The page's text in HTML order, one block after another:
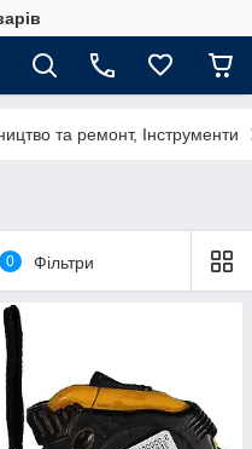
та ремонт, Інструменти
0 Фільтри